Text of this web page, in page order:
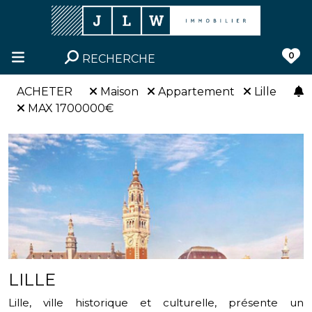
RECHERCHE 0
ACHETER Maison Appartement
Lille
MAX 1700000€
LILLE
Lille, ville historique et culturelle, présente un